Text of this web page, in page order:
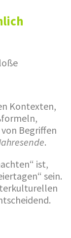
Kontexten,
Begriffen
.
ist,
sein.